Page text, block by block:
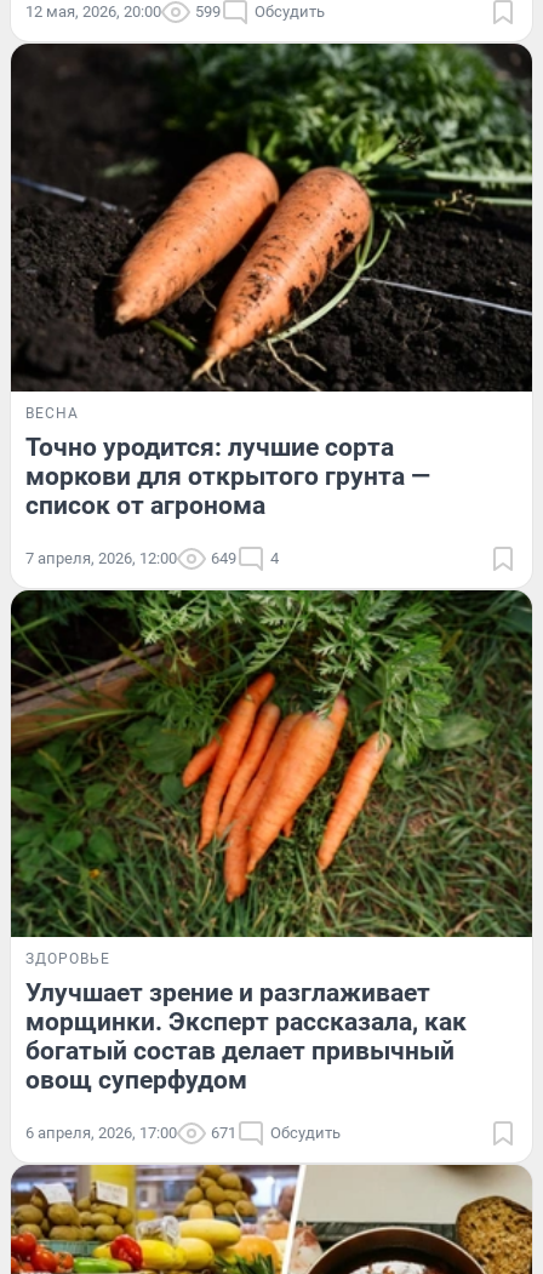
12 мая, 2026, 20:00 599 Обсудить
ВЕСНА
Точно уродится: лучшие сорта
моркови для открытого грунта —
список от агронома
7 апреля, 2026, 12:00 649 4
ЗДОРОВЬЕ
Улучшает зрение и разглаживает
морщинки. Эксперт рассказала, как
богатый состав делает привычный
овощ суперфудом
6 апреля, 2026, 17:00 671 Обсудить